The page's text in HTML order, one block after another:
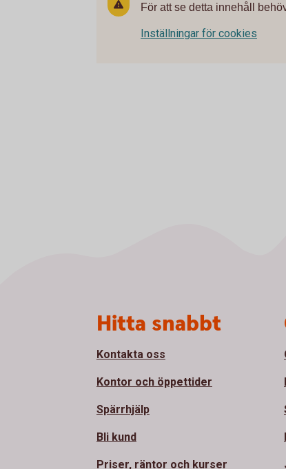
För att se detta innehåll
Inställningar för cookies
Hitta snabbt
Kontakta oss
Kontor och öppettider
Spärrhjälp
Bli kund
Priser, räntor och kurser